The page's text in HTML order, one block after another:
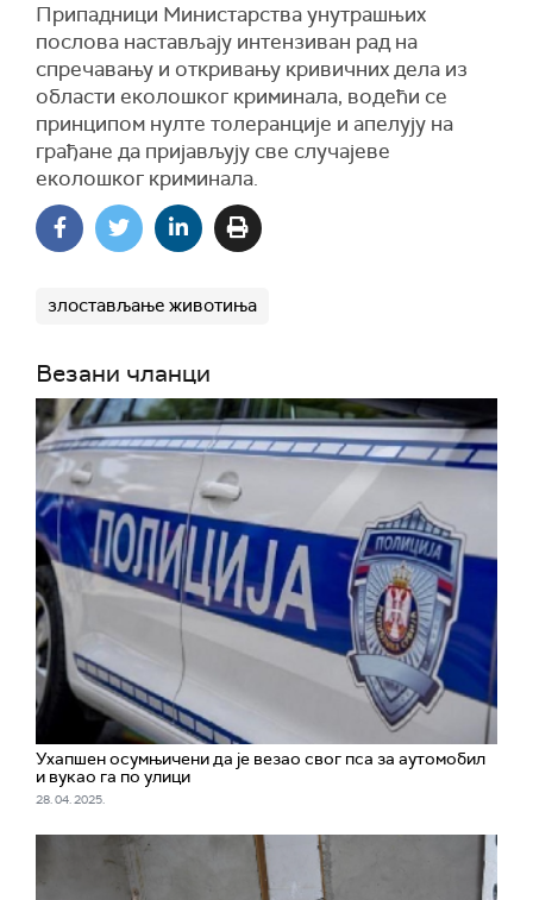
Припадници Министарства унутрашњих
послова настављају интензиван рад на
спречавању и откривању кривичних дела из
области еколошког криминала, водећи се
принципом нулте толеранције и апелују на
грађане да пријављују све случајеве
еколошког криминала.
злостављање животиња
Везани чланци
Ухапшен осумњичени да је везао свог пса за аутомобил
и вукао га по улици
28. 04. 2025.